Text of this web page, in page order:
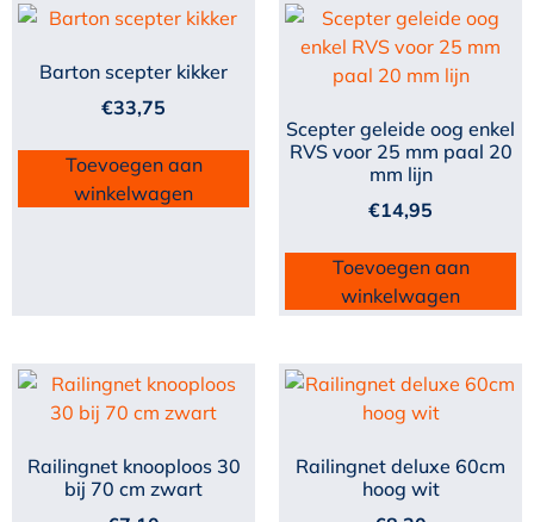
Barton scepter kikker
€33,75
Toevoegen aan
winkelwagen
Scepter geleide oog enkel
RVS voor 25 mm paal 20
mm lijn
€14,95
Toevoegen aan
winkelwagen
Railingnet knooploos 30
bij 70 cm zwart
Railingnet deluxe 60cm
hoog wit